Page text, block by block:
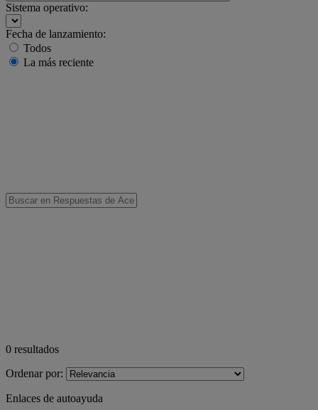
Sistema operativo:
Fecha de lanzamiento:
Todos
La más reciente
0 resultados
Ordenar por:
Enlaces de autoayuda